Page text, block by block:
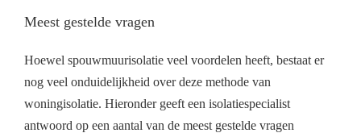
Meest gestelde vragen
Hoewel spouwmuurisolatie veel voordelen heeft, bestaat er
nog veel onduidelijkheid over deze methode van
woningisolatie. Hieronder geeft een isolatiespecialist
antwoord op een aantal van de meest gestelde vragen